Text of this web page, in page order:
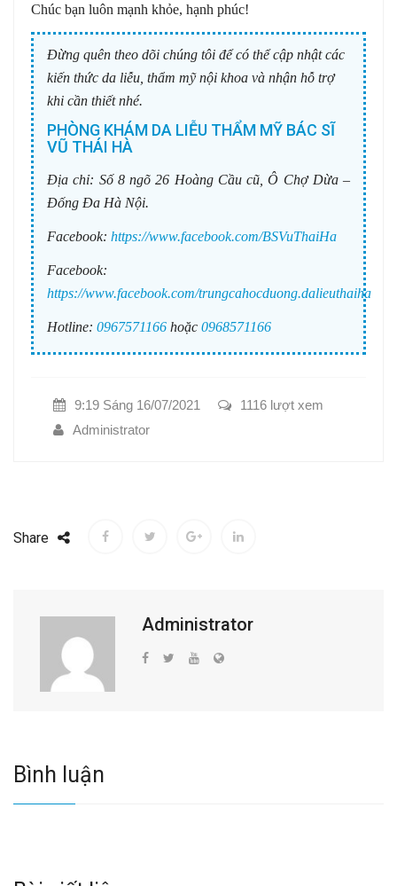
Chúc bạn luôn mạnh khỏe, hạnh phúc!
Đừng quên theo dõi chúng tôi để có thể cập nhật các
kiến thức da liễu, thẩm mỹ nội khoa và nhận hỗ trợ
khi cần thiết nhé.
PHÒNG KHÁM DA LIỄU THẨM MỸ BÁC SĨ
VŨ THÁI HÀ
Địa chỉ: Số 8 ngõ 26 Hoàng Cầu cũ, Ô Chợ Dừa –
Đống Đa Hà Nội.
Facebook: https://www.facebook.com/BSVuThaiHa
Facebook:
https://www.facebook.com/trungcahocduong.dalieuthaiha
Hotline: 0967571166 hoặc 0968571166
9:19 Sáng 16/07/2021
1116 lượt xem
Administrator
Share
Administrator
Bình luận